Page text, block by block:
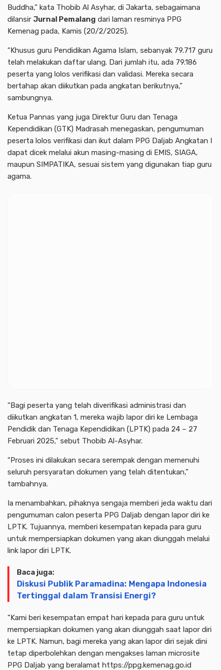
Buddha,” kata Thobib Al Asyhar, di Jakarta, sebagaimana
dilansir Jurnal Pemalang dari laman resminya PPG
Kemenag pada, Kamis (20/2/2025).
“Khusus guru Pendidikan Agama Islam, sebanyak 79.717 guru
telah melakukan daftar ulang. Dari jumlah itu, ada 79.186
peserta yang lolos verifikasi dan validasi. Mereka secara
bertahap akan diikutkan pada angkatan berikutnya,”
sambungnya.
Ketua Pannas yang juga Direktur Guru dan Tenaga
Kependidikan (GTK) Madrasah menegaskan, pengumuman
peserta lolos verifikasi dan ikut dalam PPG Daljab Angkatan I
dapat dicek melalui akun masing-masing di EMIS, SIAGA,
maupun SIMPATIKA, sesuai sistem yang digunakan tiap guru
agama.
“Bagi peserta yang telah diverifikasi administrasi dan
diikutkan angkatan 1, mereka wajib lapor diri ke Lembaga
Pendidik dan Tenaga Kependidikan (LPTK) pada 24 – 27
Februari 2025,” sebut Thobib Al-Asyhar.
“Proses ini dilakukan secara serempak dengan memenuhi
seluruh persyaratan dokumen yang telah ditentukan,”
tambahnya.
Ia menambahkan, pihaknya sengaja memberi jeda waktu dari
pengumuman calon peserta PPG Daljab dengan lapor diri ke
LPTK. Tujuannya, memberi kesempatan kepada para guru
untuk mempersiapkan dokumen yang akan diunggah melalui
link lapor diri LPTK.
Baca juga:
Diskusi Publik Paramadina: Mengapa Indonesia
Tertinggal dalam Transisi Energi?
“Kami beri kesempatan empat hari kepada para guru untuk
mempersiapkan dokumen yang akan diunggah saat lapor diri
ke LPTK. Namun, bagi mereka yang akan lapor diri sejak dini
tetap diperbolehkan dengan mengakses laman microsite
PPG Daljab yang beralamat https://ppg.kemenag.go.id